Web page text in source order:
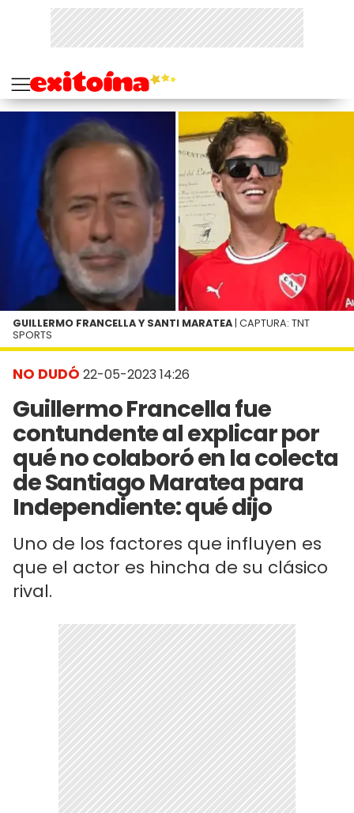
NO DUDÓ 22-05-2023 14:26
Guillermo Francella fue
contundente al explicar por
qué no colaboró en la colecta
de Santiago Maratea para
Independiente: qué dijo
Uno de los factores que influyen es
que el actor es hincha de su clásico
rival.
GUILLERMO FRANCELLA Y SANTI MARATEA | CAPTURA: TNT
SPORTS